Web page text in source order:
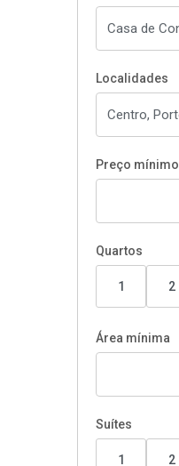
Localidades
Preço mínimo
Quartos
1 2
Área mínima
Suítes
1 2